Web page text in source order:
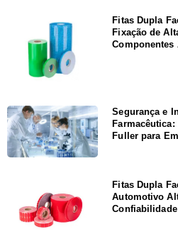
Fitas Dupla
Fixação de
Segurança e
Farmacêutica:
Fuller para
Fitas Dupla
Automotivo